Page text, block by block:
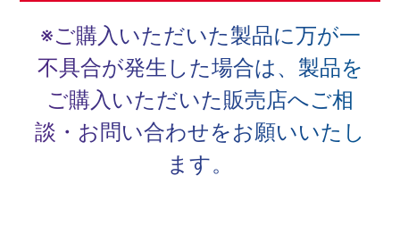
※ご購入いただいた製品に万が一
不具合が発生した場合は、 製品を
ご購入いただいた販売店へご相
談・お問い合わせをお願いいたし
ます。